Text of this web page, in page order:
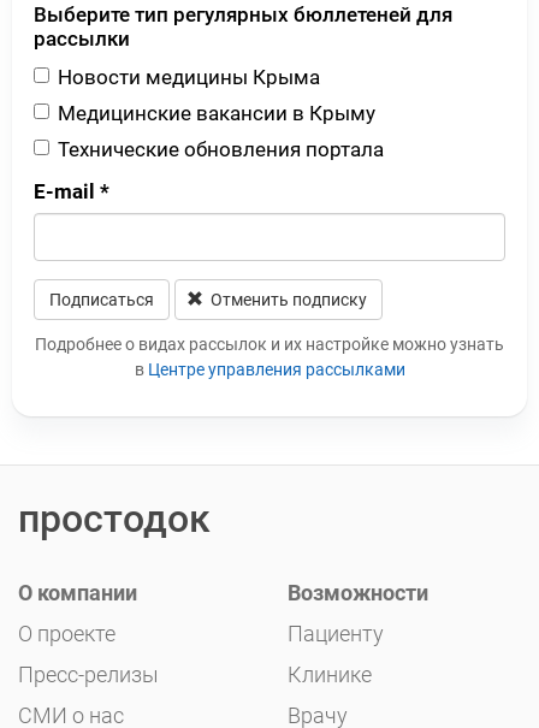
Выберите тип регулярных бюллетеней для
рассылки
Новости медицины Крыма
Медицинские вакансии в Крыму
Технические обновления портала
E-mail *
Подписаться Отменить подписку
Leave this field blank
Подробнее о видах рассылок и их настройке можно узнать
в Центре управления рассылками
простодок
О компании
О проекте
Пресс-релизы
СМИ о нас
Возможности
Пациенту
Клинике
Врачу